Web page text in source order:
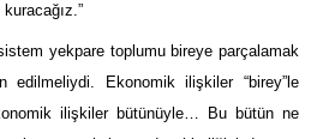
yekpare toplumu bireye parçalamak
edilmeliydi. Ekonomik ilişkiler “birey”le
ilişkiler bütünüyle… Bu bütün ne